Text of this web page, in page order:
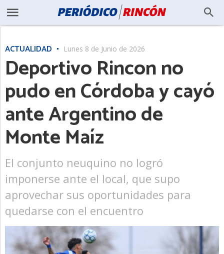
ACTUALIDAD Lunes 8 de Junio de 2026
Deportivo Rincon no
pudo en Córdoba y cayó
ante Argentino de
Monte Maíz
El conjunto neuquino no logró
imponerse ante el local, que supo
aprovechar sus oportunidades para
quedarse con el encuentro